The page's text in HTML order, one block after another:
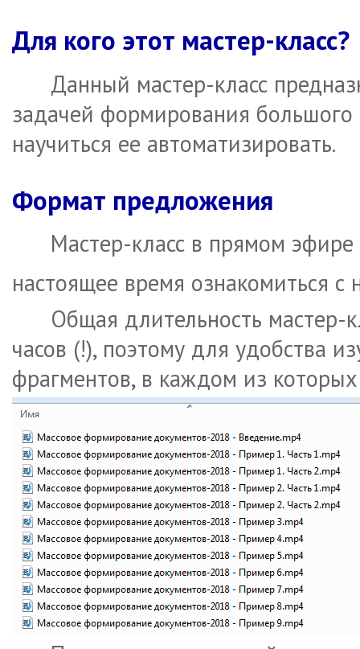
Для кого этот мастер-класс?
Данный мастер-класс
задачей формирования
научиться ее автоматизировать.
Формат предложения
Мастер-класс в прямом
настоящее время ознакомиться
Общая длительность мастер-
часов (!), поэтому для удобства
фрагментов, в каждом из